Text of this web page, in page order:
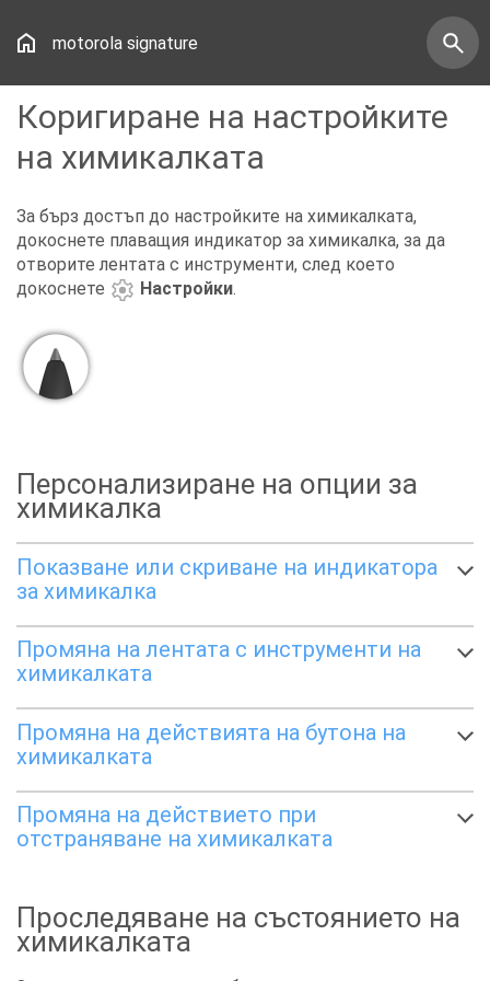
motorola signature
Коригиране на настройките
на химикалката
За бърз достъп до настройките на химикалката,
докоснете плаващия индикатор за химикалка, за да
отворите лентата с инструменти, след което
докоснете
Настройки.
Персонализиране на опции за
химикалка
Показване или скриване на индикатора
за химикалка
Промяна на лентата с инструменти на
химикалката
Промяна на действията на бутона на
химикалката
Промяна на действието при
отстраняване на химикалката
Проследяване на състоянието на
химикалката